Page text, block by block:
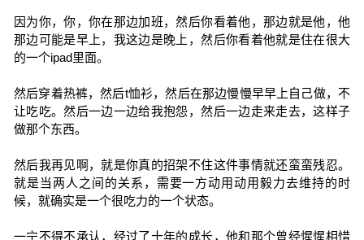
因为你，你，你在那边加班，然后你看着他，那边就是他，他
那边可能是早上，我这边是晚上，然后你看着他就是住在很大
的一个ipad里面。
然后穿着热裤，然后t恤衫，然后在那边慢慢早早上自己做，不
让吃吃。然后一边一边给我抱怨，然后一边走来走去，这样子
做那个东西。
然后我再见啊，就是你真的招架不住这件事情就还蛮蛮残忍。
就是当两人之间的关系，需要一方动用动用毅力去维持的时
候，就确实是一个很吃力的一个状态。
一宁不得不承认，经过了十年的成长，他和那个曾经惺惺相惜